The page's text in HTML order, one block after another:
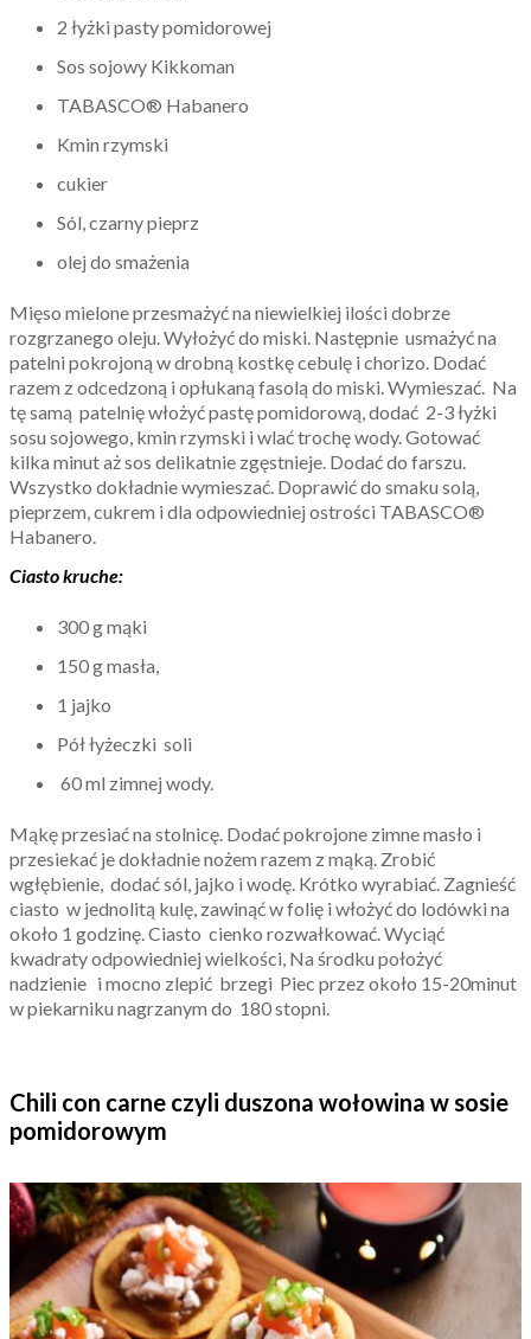
2 łyżki pasty pomidorowej
Sos sojowy Kikkoman
TABASCO® Habanero
Kmin rzymski
cukier
Sól, czarny pieprz
olej do smażenia
Mięso mielone przesmażyć na niewielkiej ilości dobrze
rozgrzanego oleju. Wyłożyć do miski. Następnie usmażyć na
patelni pokrojoną w drobną kostkę cebulę i chorizo. Dodać
razem z odcedzoną i opłukaną fasolą do miski. Wymieszać. Na
tę samą patelnię włożyć pastę pomidorową, dodać 2-3 łyżki
sosu sojowego, kmin rzymski i wlać trochę wody. Gotować
kilka minut aż sos delikatnie zgęstnieje. Dodać do farszu.
Wszystko dokładnie wymieszać. Doprawić do smaku solą,
pieprzem, cukrem i dla odpowiedniej ostrości TABASCO®
Habanero.
Ciasto kruche:
300 g mąki
150 g masła,
1 jajko
Pół łyżeczki soli
60 ml zimnej wody.
Mąkę przesiać na stolnicę. Dodać pokrojone zimne masło i
przesiekać je dokładnie nożem razem z mąką. Zrobić
wgłębienie, dodać sól, jajko i wodę. Krótko wyrabiać. Zagnieść
ciasto w jednolitą kulę, zawinąć w folię i włożyć do lodówki na
około 1 godzinę. Ciasto cienko rozwałkować. Wyciąć
kwadraty odpowiedniej wielkości, Na środku położyć
nadzienie i mocno zlepić brzegi Piec przez około 15-20minut
w piekarniku nagrzanym do 180 stopni.
Chili con carne czyli duszona wołowina w sosie
pomidorowym